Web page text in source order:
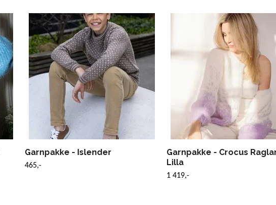
Garnpakke - Islender
465,-
Garnpakke - Crocus
Lilla
1 419,-